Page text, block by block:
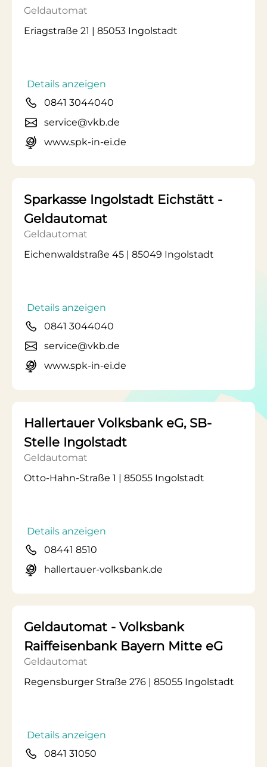
Geldautomat
Eriagstraße 21 | 85053 Ingolstadt
Details anzeigen
0841 3044040
service@vkb.de
www.spk-in-ei.de
Sparkasse Ingolstadt Eichstätt -
Geldautomat
Geldautomat
Eichenwaldstraße 45 | 85049 Ingolstadt
Details anzeigen
0841 3044040
service@vkb.de
www.spk-in-ei.de
Hallertauer Volksbank eG, SB-
Stelle Ingolstadt
Geldautomat
Otto-Hahn-Straße 1 | 85055 Ingolstadt
Details anzeigen
08441 8510
hallertauer-volksbank.de
Geldautomat - Volksbank
Raiffeisenbank Bayern Mitte eG
Geldautomat
Regensburger Straße 276 | 85055 Ingolstadt
Details anzeigen
0841 31050